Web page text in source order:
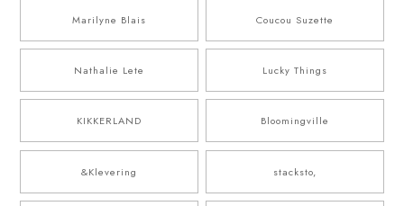
Marilyne Blais Coucou Suzette
Nathalie Lete Lucky Things
KIKKERLAND Bloomingville
&Klevering stacksto,